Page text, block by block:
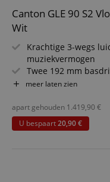
Canton GLE 90 S2
Wit
Krachtige 3-wegs
muziekvermogen
Twee 192 mm
174 mm
25 mm tweeter met
Elegant ontwerp
Ideaal voor stereo-
meer laten zien
apart gehouden 1.419,90 €
U bespaart20,90 €